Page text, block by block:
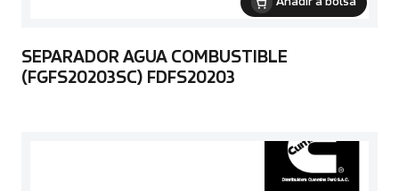
Añadir a bolsa
SEPARADOR AGUA COMBUSTIBLE
(FGFS20203SC) FDFS20203